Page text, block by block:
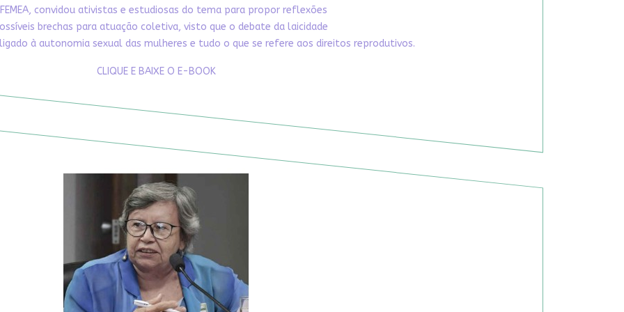
convidou ativistas e estudiosas do tema para propor reflexões
brechas para atuação coletiva, visto que o debate da laicidade
à autonomia sexual das mulheres e tudo o que se refere aos direitos reprodutivos.
CLIQUE E BAIXE O E-BOOK